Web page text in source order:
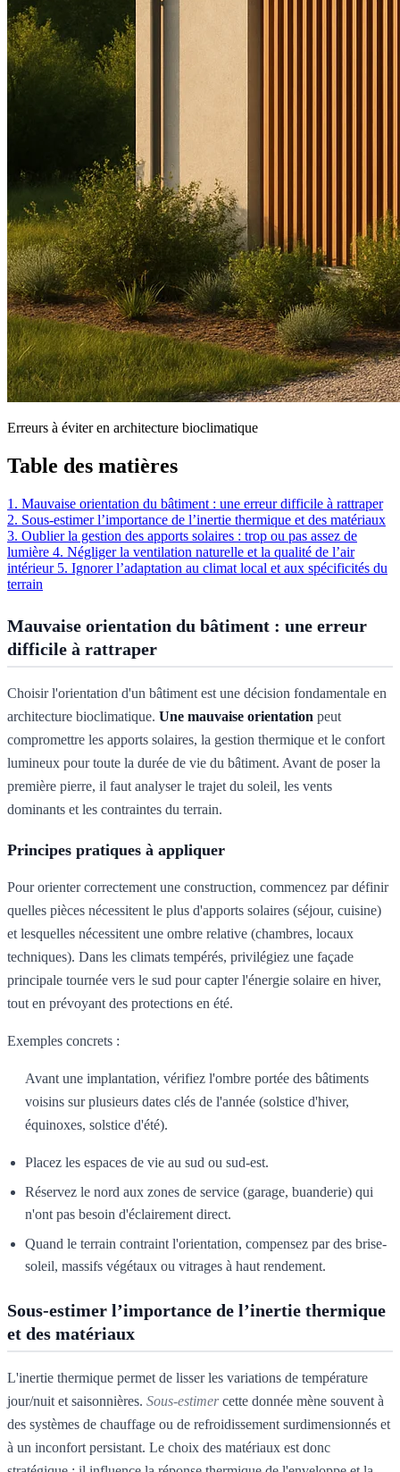
Erreurs à éviter en architecture bioclimatique
Table des matières
1. Mauvaise orientation du bâtiment : une erreur difficile à rattraper
2. Sous-estimer l’importance de l’inertie thermique et des matériaux
3. Oublier la gestion des apports solaires : trop ou pas assez de
lumière 4. Négliger la ventilation naturelle et la qualité de l’air
intérieur 5. Ignorer l’adaptation au climat local et aux spécificités du
terrain
Mauvaise orientation du bâtiment : une erreur
difficile à rattraper
Choisir l'orientation d'un bâtiment est une décision fondamentale en
architecture bioclimatique. Une mauvaise orientation peut
compromettre les apports solaires, la gestion thermique et le confort
lumineux pour toute la durée de vie du bâtiment. Avant de poser la
première pierre, il faut analyser le trajet du soleil, les vents
dominants et les contraintes du terrain.
Principes pratiques à appliquer
Pour orienter correctement une construction, commencez par définir
quelles pièces nécessitent le plus d'apports solaires (séjour, cuisine)
et lesquelles nécessitent une ombre relative (chambres, locaux
techniques). Dans les climats tempérés, privilégiez une façade
principale tournée vers le sud pour capter l'énergie solaire en hiver,
tout en prévoyant des protections en été.
Exemples concrets :
Avant une implantation, vérifiez l'ombre portée des bâtiments
voisins sur plusieurs dates clés de l'année (solstice d'hiver,
équinoxes, solstice d'été).
Placez les espaces de vie au sud ou sud-est.
Réservez le nord aux zones de service (garage, buanderie) qui
n'ont pas besoin d'éclairement direct.
Quand le terrain contraint l'orientation, compensez par des brise-
soleil, massifs végétaux ou vitrages à haut rendement.
Sous-estimer l’importance de l’inertie thermique
et des matériaux
L'inertie thermique permet de lisser les variations de température
jour/nuit et saisonnières. Sous-estimercette donnée mène souvent à
des systèmes de chauffage ou de refroidissement surdimensionnés et
à un inconfort persistant. Le choix des matériaux est donc